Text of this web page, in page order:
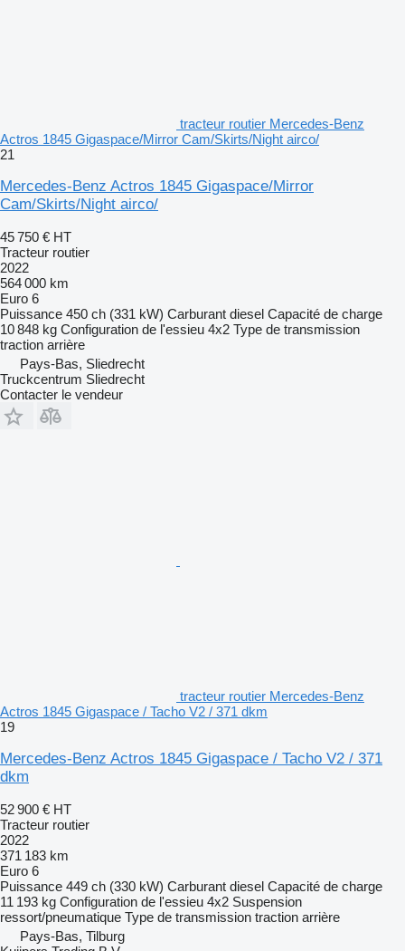
tracteur routier Mercedes-Benz
Actros 1845 Gigaspace/Mirror Cam/Skirts/Night airco/
21
Mercedes-Benz Actros 1845 Gigaspace/Mirror
Cam/Skirts/Night airco/
45 750 € HT
Tracteur routier
2022
564 000 km
Euro 6
Puissance 450 ch (331 kW) Carburant diesel Capacité de charge
10 848 kg Configuration de l'essieu 4x2 Type de transmission
traction arrière
Pays-Bas, Sliedrecht
Truckcentrum Sliedrecht
Contacter le vendeur
tracteur routier Mercedes-Benz
Actros 1845 Gigaspace / Tacho V2 / 371 dkm
19
Mercedes-Benz Actros 1845 Gigaspace / Tacho V2 / 371
dkm
52 900 € HT
Tracteur routier
2022
371 183 km
Euro 6
Puissance 449 ch (330 kW) Carburant diesel Capacité de charge
11 193 kg Configuration de l'essieu 4x2 Suspension
ressort/pneumatique Type de transmission traction arrière
Pays-Bas, Tilburg